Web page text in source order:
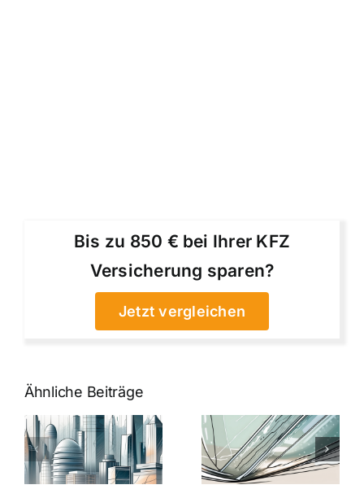
Bis zu 850 € bei Ihrer KFZ
Versicherung sparen?
Jetzt vergleichen
Ähnliche Beiträge
5 Gründe,
warum
Nanoversiegelung
auf Glas
7
Expertentipps
für maximale